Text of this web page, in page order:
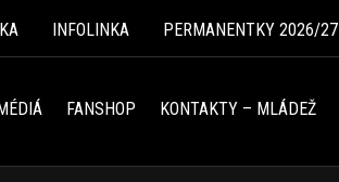
INFOLINKA PERMANENTKY 2026/27
FANSHOP KONTAKTY – MLÁDEŽ